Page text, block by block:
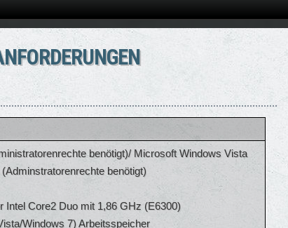
benötigt)/ Microsoft Windows Vista
benötigt)
Intel Core2 Duo mit 1,86 GHz (E6300)
Windows 7) Arbeitsspeicher